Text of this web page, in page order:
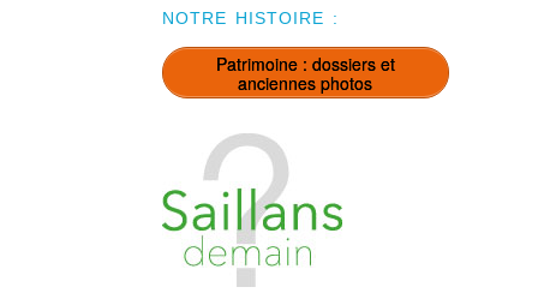
NOTRE HISTOIRE :
Patrimoine : dossiers et
anciennes photos